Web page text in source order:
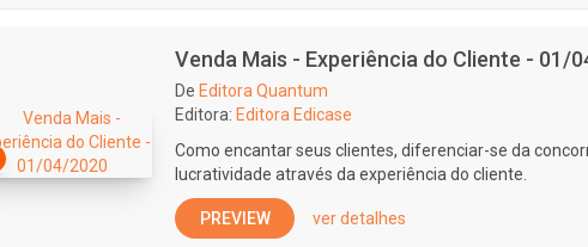
Venda Mais - Experiência do Cliente - 01/
De Editora Quantum
Editora: Editora Edicase
Como encantar seus clientes, diferenciar-se da
lucratividade através da experiência do cliente.
PREVIEW ver detalhes